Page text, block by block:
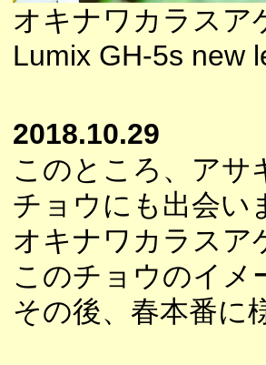
オキナワカラスア
Lumix GH-5s new
2018.10.29
このところ、アサ
チョウにも出会い
オキナワカラスア
このチョウのイメ
その後、春本番に